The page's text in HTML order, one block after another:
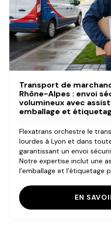
Transport de
Rhône-Alpes : envoi
volumineux avec
emballage et
Flexatrans orchestre le
lourdes à Lyon et dans
garantissant un envoi
Notre expertise inclut une
l’emballage et l’étiquetage
EN